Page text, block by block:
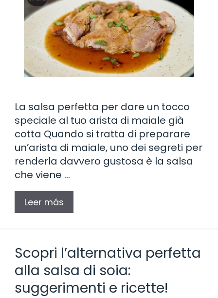
La salsa perfetta per dare un tocco
speciale al tuo arista di maiale già
cotta Quando si tratta di preparare
un’arista di maiale, uno dei segreti per
renderla davvero gustosa è la salsa
che viene …
Leer más
Scopri l’alternativa perfetta
alla salsa di soia:
suggerimenti e ricette!